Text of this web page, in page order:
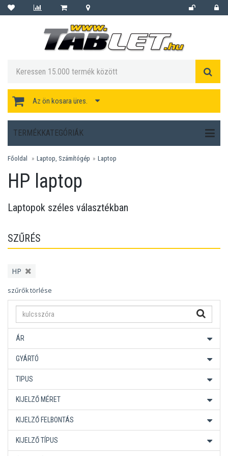
Az ön kosara üres.
TERMÉKKATEGÓRIÁK
Főoldal Laptop, Számítógép Laptop
HP laptop
Laptopok széles választékban
SZŰRÉS
HP
szűrők törlése
ÁR
GYÁRTÓ
TIPUS
KIJELZŐ MÉRET
KIJELZŐ FELBONTÁS
KIJELZŐ TÍPUS